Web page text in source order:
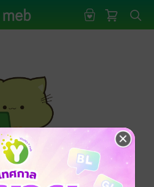
นดำเนินรายการด้วยค่ะ